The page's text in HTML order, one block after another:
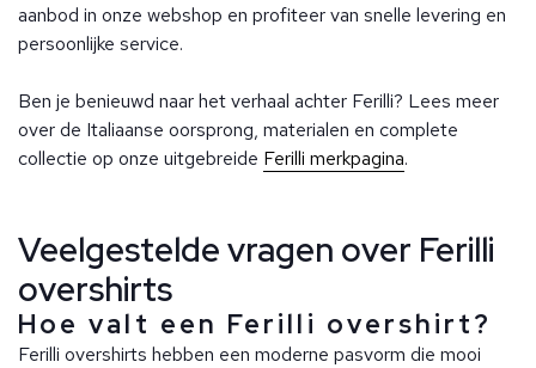
aanbod in onze webshop en profiteer van snelle levering en
persoonlijke service.
Ben je benieuwd naar het verhaal achter Ferilli? Lees meer
over de Italiaanse oorsprong, materialen en complete
collectie op onze uitgebreide Ferilli merkpagina.
Veelgestelde vragen over Ferilli
overshirts
Hoe valt een Ferilli overshirt?
Ferilli overshirts hebben een moderne pasvorm die mooi